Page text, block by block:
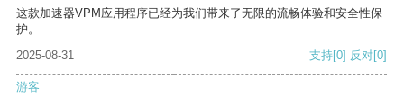
这款加速器VPM应用程序已经为我们带来了无限的流畅体验和安全性保
护。
2025-08-31
支持[0] 反对[0]
游客